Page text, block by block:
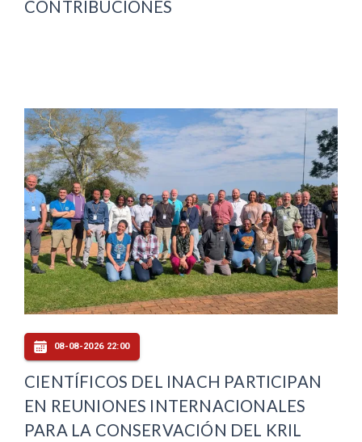
CONTRIBUCIONES
08-08-2026 22:00
CIENTÍFICOS DEL INACH PARTICIPAN
EN REUNIONES INTERNACIONALES
PARA LA CONSERVACIÓN DEL KRIL